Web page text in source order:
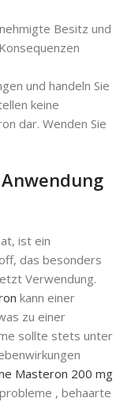
Besitz und
und handeln Sie
keine
dar. Wenden Sie
ist ein
das besonders
Verwendung.
kann einer
zu einer
sollte stets unter
Masteron 200 mg
, behaarte